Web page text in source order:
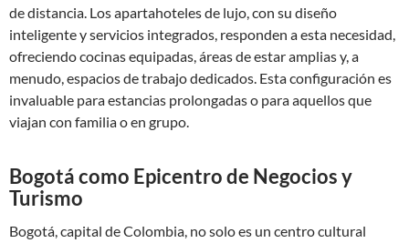
de distancia. Los apartahoteles de lujo, con su diseño
inteligente y servicios integrados, responden a esta necesidad,
ofreciendo cocinas equipadas, áreas de estar amplias y, a
menudo, espacios de trabajo dedicados. Esta configuración es
invaluable para estancias prolongadas o para aquellos que
viajan con familia o en grupo.
Bogotá como Epicentro de Negocios y
Turismo
Bogotá, capital de Colombia, no solo es un centro cultural